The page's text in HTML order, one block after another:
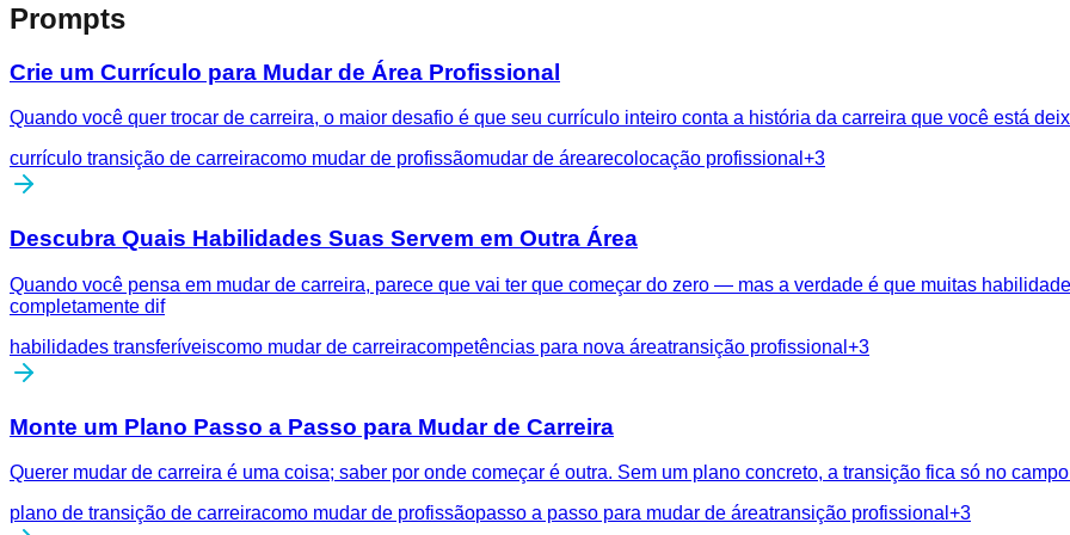
Prompts
Crie um Currículo para Mudar de Área Profissional
Quando você quer trocar de carreira, o maior desafio é que seu currículo inteiro conta a história da carreira que você está
currículo transição de carreiracomo mudar de profissãomudar de árearecolocação profissional +3
Descubra Quais Habilidades Suas Servem em Outra Área
Quando você pensa em mudar de carreira, parece que vai ter que começar do zero — mas a verdade é que muitas
completamente dif
habilidades transferíveiscomo mudar de carreiracompetências para nova áreatransição profissional +3
Monte um Plano Passo a Passo para Mudar de Carreira
Querer mudar de carreira é uma coisa; saber por onde começar é outra. Sem um plano concreto, a transição fica só no
plano de transição de carreiracomo mudar de profissãopasso a passo para mudar de áreatransição profissional +3